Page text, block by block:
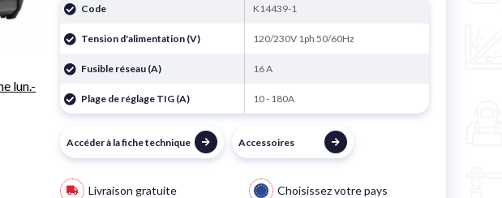
lun.-
Code K14439-1
Tension d'alimentation (V) 120/230V 1ph 50/60Hz
Fusible réseau (A) 16 A
Plage de réglage TIG (A) 10 - 180A
Accéder à la fiche technique Accessoires
Livraison gratuite Choisissez votre pays